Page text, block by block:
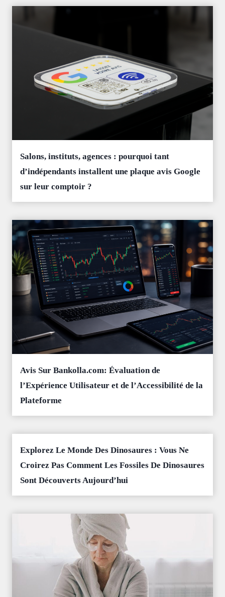
Salons, instituts, agences : pourquoi tant
d’indépendants installent une plaque avis Google
sur leur comptoir ?
Avis Sur Bankolla.com: Évaluation de
l’Expérience Utilisateur et de l’Accessibilité de la
Plateforme
Explorez Le Monde Des Dinosaures : Vous Ne
Croirez Pas Comment Les Fossiles De Dinosaures
Sont Découverts Aujourd’hui